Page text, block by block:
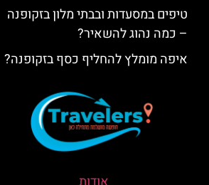
טיפים במסעדות ובבתי מלון בזקופנה
– כמה נהוג להשאיר?
איפה מומלץ להחליף כסף בזקופנה?